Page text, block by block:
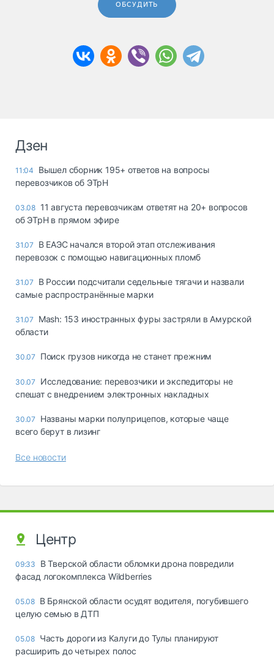
ОБСУДИТЬ
Дзен
11:04
Вышел сборник 195+ ответов на вопросы
перевозчиков об ЭТрН
03.08 11 августа перевозчикам ответят на 20+ вопросов
об ЭТрН в прямом эфире
31.07
В ЕАЭС начался второй этап отслеживания
перевозок с помощью навигационных пломб
31.07
В России подсчитали седельные тягачи и назвали
самые распространённые марки
31.07
Mash: 153 иностранных фуры застряли в Амурской
области
30.07 Поиск грузов никогда не станет прежним
30.07
Исследование: перевозчики и экспедиторы не
спешат с внедрением электронных накладных
30.07
Названы марки полуприцепов, которые чаще
всего берут в лизинг
Все новости
Центр
09:33
В Тверской области обломки дрона повредили
фасад логокомплекса Wildberries
05.08 В Брянской области осудят водителя, погубившего
целую семью в ДТП
05.08 Часть дороги из Калуги до Тулы планируют
расширить до четырех полос